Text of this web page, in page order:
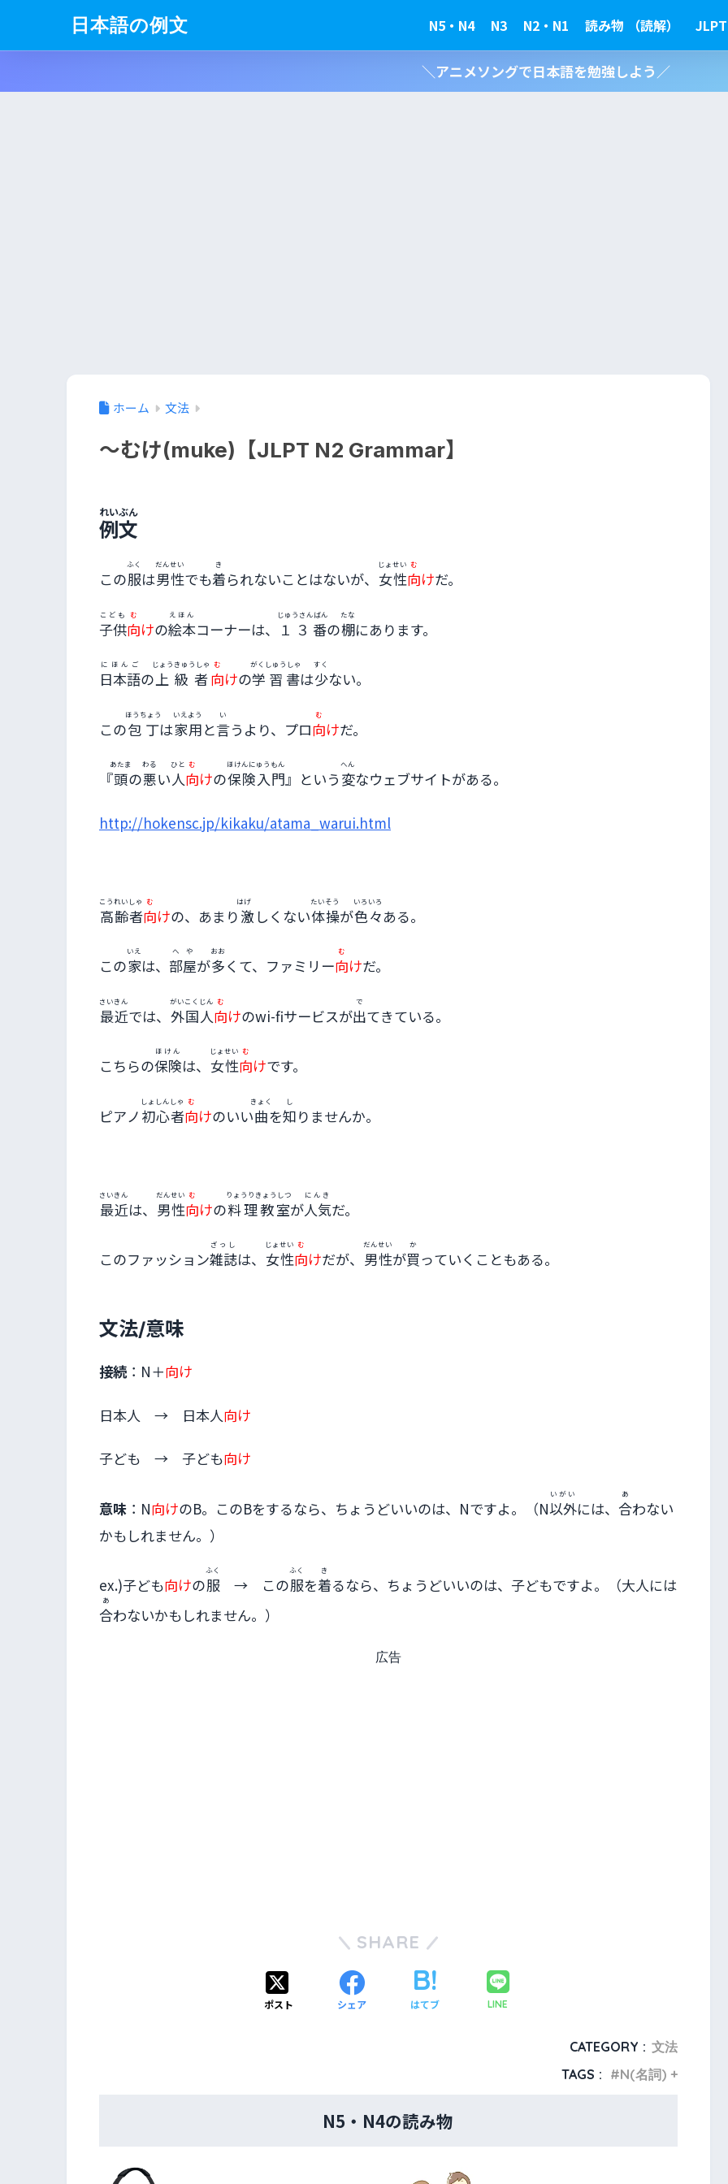
日本語の例文 N5・N4 N3 N2・N1 読み物 （読解）
＼アニメソングで日本語を勉強しよう／
ホーム 文法
～むけ(muke)【JLPT N2 Grammar】
例文
れいぶん
この服
ふく
は男性
だんせい
でも着
き
られないことはないが、 女性
じょせい
向
む
けだ。
子供
こども
向
む
けの絵本
えほん
コーナーは、 １３番
じゅうさんばん
の棚
たな
にあります。
日本語
にほんご
の上級者
じょうきゅうしゃ
向
む
けの学習書
がくしゅうしゃ
は少
すく
ない。
この包丁
ほうちょう
は家用
いえよう
と言
い
うより、プロ向
む
けだ。
『頭
あたま
の悪
わる
い人
ひと
向
む
けの保険入門
ほけんにゅうもん
』という 変
へん
なウェブサイトがある。
http://hokensc.jp/kikaku/atama_warui.html
高齢者
こうれいしゃ
向
む
けの、あまり 激
はげ
しくない体操
たいそう
が色々
いろいろ
ある。
この家
いえ
は、 部屋
へや
が多
おお
くて、ファミリー向
む
けだ。
最近
さいきん
では、 外国人
がいこくじん
向
む
けのwi-fiサービスが出
で
てきている。
こちらの保険
ほけん
は、 女性
じょせい
向
む
けです。
ピアノ 初心者
しょしんしゃ
向
む
けのいい曲
きょく
を知
し
りませんか。
最近
さいきん
は、 男性
だんせい
向
む
けの料理教室
りょうりきょうしつ
が人気
にんき
だ。
このファッション雑誌
ざっし
は、 女性
じょせい
向
む
けだが、 男性
だんせい
が買
か
っていくこともある。
文法/意味
接続：N＋向け
日本人 → 日本人向け
子ども → 子ども向け
意味 ：N向けのB。このBをするなら、ちょうどいいのは、Nですよ。（N以外
いがい
には、 合
あ
わない
かもしれません。）
ex.)子ども向けの服
ふく
→ この服
ふく
を着
き
るなら、ちょうどいいのは、子どもですよ。（大人には
合
あ
わないかもしれません。）
広告
SHARE
ポスト シェア はてブ LINE
CATEGORY : 文法
TAGS :
N(名詞) +
N5・N4の読み物